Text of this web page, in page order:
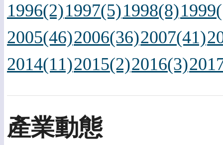
1996(2)1997(5)1998(8)
2005(46)2006(36)2007(41)
2014(11)2015(2)2016(3)
產業動態